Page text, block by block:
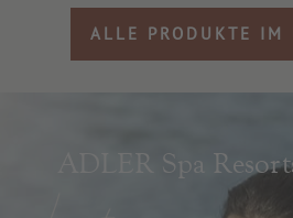
ALLE PRODUKTE IM
ADLER Spa